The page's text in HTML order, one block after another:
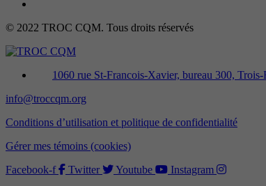
© 2022 TROC CQM. Tous droits réservés
1060 rue St-Francois-Xavier, bureau 300,
info@troccqm.org
Conditions d’utilisation et politique de confidentialité
Gérer mes témoins (cookies)
Facebook-f
Twitter Youtube
Instagram